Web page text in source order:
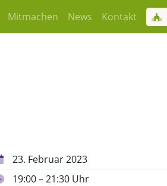
Mitmachen News Kontakt
23. Februar 2023
19:00 – 21:30 Uhr